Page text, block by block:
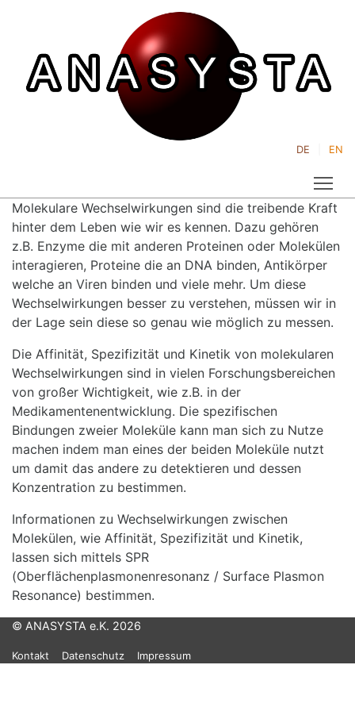
DE EN
Molekulare Wechselwirkungen sind die treibende Kraft
hinter dem Leben wie wir es kennen. Dazu gehören
z.B. Enzyme die mit anderen Proteinen oder Molekülen
interagieren, Proteine die an DNA binden, Antikörper
welche an Viren binden und viele mehr. Um diese
Wechselwirkungen besser zu verstehen, müssen wir in
der Lage sein diese so genau wie möglich zu messen.
Die Affinität, Spezifizität und Kinetik von molekularen
Wechselwirkungen sind in vielen Forschungsbereichen
von großer Wichtigkeit, wie z.B. in der
Medikamentenentwicklung. Die spezifischen
Bindungen zweier Moleküle kann man sich zu Nutze
machen indem man eines der beiden Moleküle nutzt
um damit das andere zu detektieren und dessen
Konzentration zu bestimmen.
Informationen zu Wechselwirkungen zwischen
Molekülen, wie Affinität, Spezifizität und Kinetik,
lassen sich mittels SPR
(Oberflächenplasmonenresonanz / Surface Plasmon
Resonance) bestimmen.
© ANASYSTA e.K. 2026
Kontakt Datenschutz Impressum